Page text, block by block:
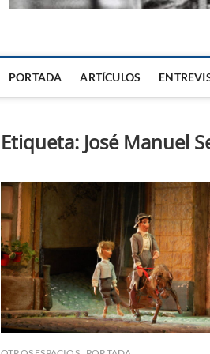
PORTADA ARTÍCULOS
Etiqueta: José Manuel